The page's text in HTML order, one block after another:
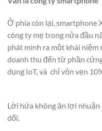
Ở phía còn lại, smartphone
công ty mẹ trong nửa đầu
phát minh ra một khái
doanh thu đến từ phần
dụng IoT, và chỉ vỏn vẹn
Lời hứa không ăn lợi
dối.